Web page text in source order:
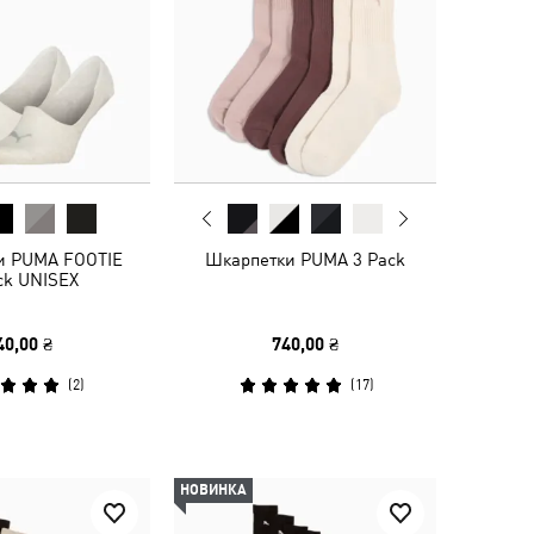
PUMA FOOTIE
UNISEX
₴
(2)
Шкарпетки PUMA 3 Pack
740,00 ₴
(17)
НОВИНКА